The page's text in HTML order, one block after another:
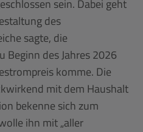
sein. Dabei geht
des
sagte, die
Beginn des Jahres 2026
komme. Die
mit dem Haushalt
bekenne sich zum
ihn mit „aller